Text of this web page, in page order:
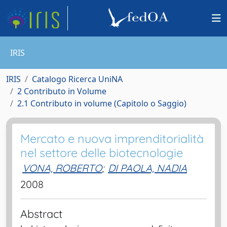
IRIS
IRIS
Catalogo Ricerca UniNA
2 Contributo in Volume
2.1 Contributo in volume (Capitolo o Saggio)
Mercato e nuova imprenditorialità
nel settore delle biotecnologie
VONA, ROBERTO; DI PAOLA, NADIA
2008
Abstract